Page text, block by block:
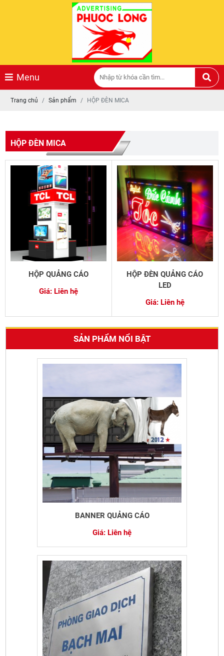
Menu
Trang chủ Sản phẩm HỘP ĐÈN MICA
HỘP ĐÈN MICA
HỘP QUẢNG CÁO
Giá: Liên hệ
HỘP ĐÈN QUẢNG CÁO
LED
Giá: Liên hệ
SẢN PHẨM NỔI BẬT
Giá: Liên hệ
BẢNG HIỆU IN BẠT HIFLEX
Giá: Liên hệ
BANNER QUẢNG CÁO
Giá: Liên hệ